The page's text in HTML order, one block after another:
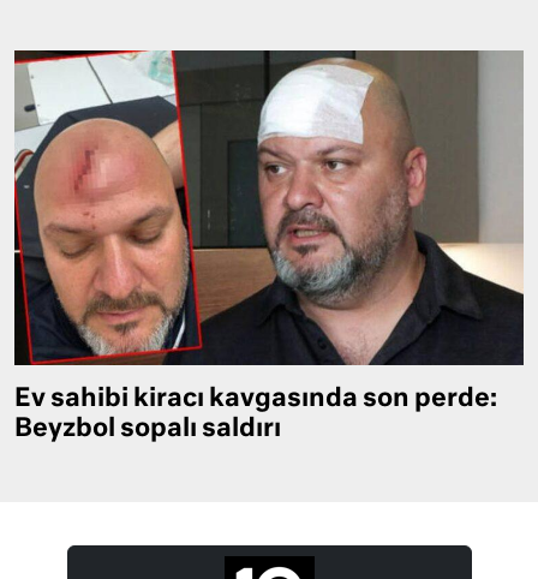
Ev sahibi kiracı kavgasında son perde:
Beyzbol sopalı saldırı